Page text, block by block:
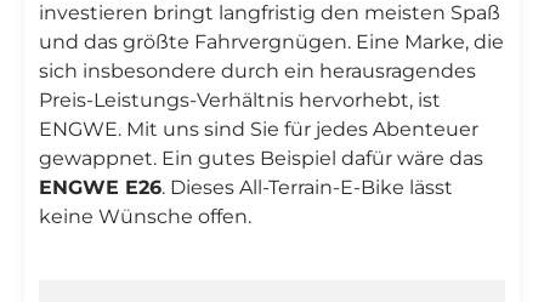
investieren bringt langfristig den meisten Spaß
und das größte Fahrvergnügen. Eine Marke, die
sich insbesondere durch ein herausragendes
Preis-Leistungs-Verhältnis hervorhebt, ist
ENGWE. Mit uns sind Sie für jedes Abenteuer
gewappnet. Ein gutes Beispiel dafür wäre das
ENGWE E26. Dieses All-Terrain-E-Bike lässt
keine Wünsche offen.